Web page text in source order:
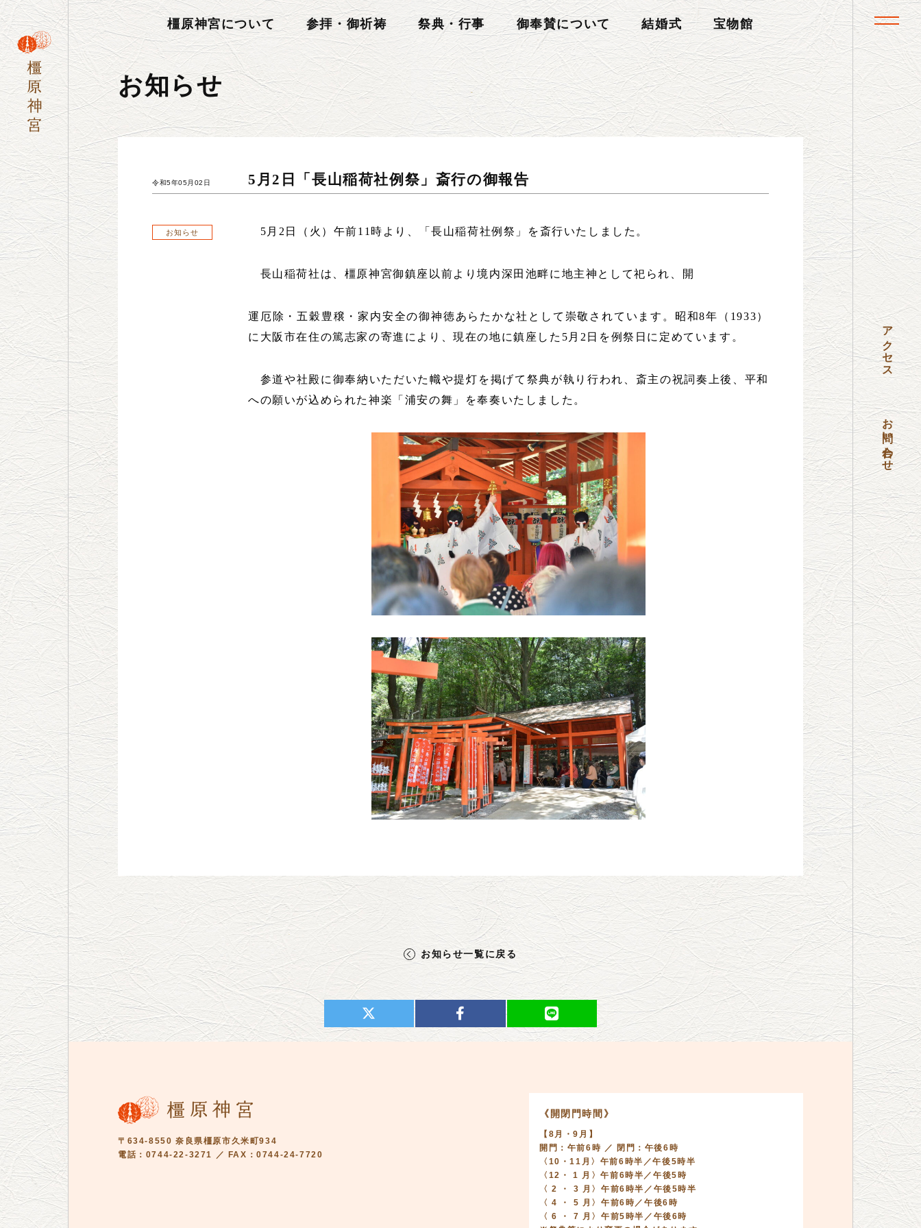
橿原神宮について 参拝・御祈祷 祭典・行事 御奉賛について 結婚式 宝物館
toggle
アクセス
お問い合わせ
お知らせ
令和5年05月02日 5月2日「長山稲荷社例祭」斎行の御報告
お知らせ 5 月 2 日（火）午前11 時より、「長山稲荷社例祭」を斎行いたしました。
長山稲荷社は、橿原神宮御鎮座以前より境内深田池畔に地主神として祀られ、開
運厄除・五穀豊穣・家内安全の御神徳あらたかな社として崇敬されています。昭和8年（ 1933）
に大阪市在住の篤志家の寄進により、現在の地に鎮座した 5 月 2 日を例祭日に定めています。
参道や社殿に御奉納いただいた幟や提灯を掲げて祭典が執り行われ、斎主の祝詞奏上後、平和
への願いが込められた神楽「浦安の舞」を奉奏いたしました。
お知らせ一覧に戻る
《開閉門時間》
【8月・9月】
開門：午前6時 ／ 閉門：午後6時
〈10・11月〉午前6時半／午後5時半
〈12・ 1 月〉午前6時半／午後5時
〈 2 ・ 3 月〉午前6時半／午後5時半
〈 4 ・ 5 月〉午前6時／午後6時
〈 6 ・ 7 月〉午前5時半／午後6時
〒634-8550 奈良県橿原市久米町934
電話：0744-22-3271 ／ FAX：0744-24-7720